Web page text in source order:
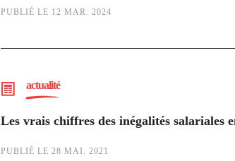
PUBLIÉ LE 12 MAR. 2024
actualité
Les vrais chiffres des inégalités salariales
PUBLIÉ LE 28 MAI. 2021